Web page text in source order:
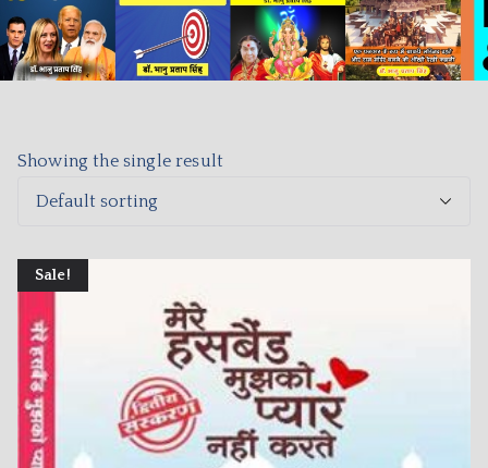
Showing the single result
Sale!